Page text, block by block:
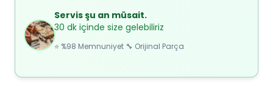
Servis şu an müsait.
30 dk içinde size gelebiliriz
⭐ %98 Memnuniyet 🔧 Orijinal Parça